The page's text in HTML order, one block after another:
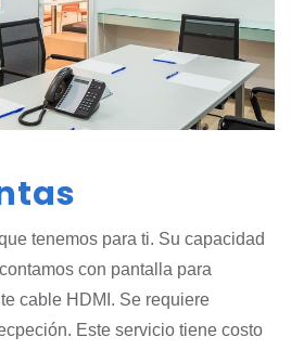
tenemos para ti. Su capacidad
con pantalla para
cable HDMI. Se requiere
Este servicio tiene costo